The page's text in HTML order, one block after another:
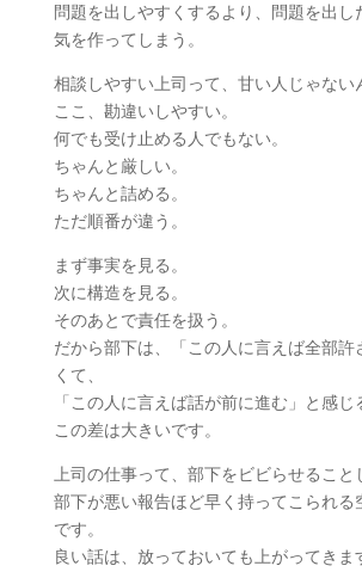
問題を出しやすくするより、問題を出し
気を作ってしまう。
相談しやすい上司って、甘い人じゃない
ここ、勘違いしやすい。
何でも受け止める人でもない。
ちゃんと厳しい。
ちゃんと詰める。
ただ順番が違う。
まず事実を見る。
次に構造を見る。
そのあとで責任を扱う。
だから部下は、「この人に言えば全部許
くて、
「この人に言えば話が前に進む」と感じ
この差は大きいです。
上司の仕事って、部下をビビらせること
部下が悪い報告ほど早く持ってこられる
です。
良い話は、放っておいても上がってきま